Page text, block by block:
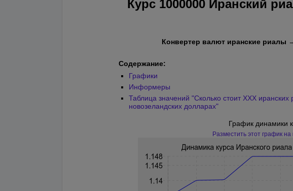
Курс 1000000 Иранский
Конвертер валют иранские риалы
Содержание:
Графики
Информеры
Таблица значений "Сколько стоит XXX иранских
новозеландских долларах"
График динамики
Разместить этот график